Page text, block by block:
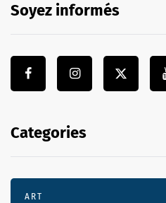
Soyez informés
Categories
ART